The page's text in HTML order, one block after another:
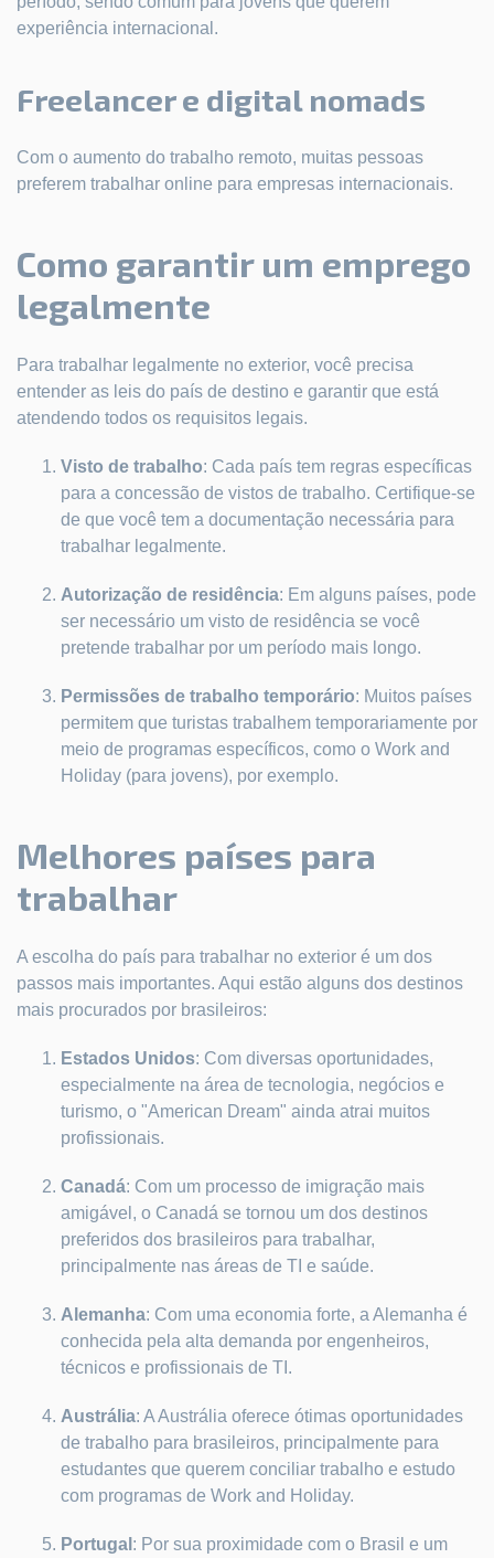
experiência internacional.
Freelancer e digital nomads
Com o aumento do trabalho remoto, muitas pessoas
preferem trabalhar online para empresas internacionais.
Como garantir um emprego
legalmente
Para trabalhar legalmente no exterior, você precisa
entender as leis do país de destino e garantir que está
atendendo todos os requisitos legais.
Visto de trabalho: Cada país tem regras específicas
para a concessão de vistos de trabalho. Certifique-se
de que você tem a documentação necessária para
trabalhar legalmente.
Autorização de residência: Em alguns países, pode
ser necessário um visto de residência se você
pretende trabalhar por um período mais longo.
Permissões de trabalho temporário: Muitos países
permitem que turistas trabalhem temporariamente por
meio de programas específicos, como o Work and
Holiday (para jovens), por exemplo.
Melhores países para
trabalhar
A escolha do país para trabalhar no exterior é um dos
passos mais importantes. Aqui estão alguns dos destinos
mais procurados por brasileiros:
Estados Unidos: Com diversas oportunidades,
especialmente na área de tecnologia, negócios e
turismo, o "American Dream" ainda atrai muitos
profissionais.
Canadá: Com um processo de imigração mais
amigável, o Canadá se tornou um dos destinos
preferidos dos brasileiros para trabalhar,
principalmente nas áreas de TI e saúde.
Alemanha: Com uma economia forte, a Alemanha é
conhecida pela alta demanda por engenheiros,
técnicos e profissionais de TI.
Austrália: A Austrália oferece ótimas oportunidades
de trabalho para brasileiros, principalmente para
estudantes que querem conciliar trabalho e estudo
com programas de Work and Holiday.
Portugal : Por sua proximidade com o Brasil e um